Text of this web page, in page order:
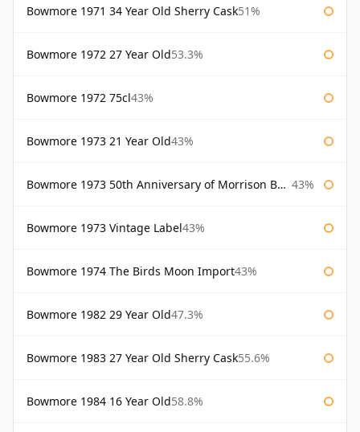
Bowmore 1971 34 Year Old Sherry Cask51%
Bowmore 1972 27 Year Old53.3%
Bowmore 1972 75cl43%
Bowmore 1973 21 Year Old43%
Bowmore 1973 50th Anniversary of Morrison Bowmore 43%
Bowmore 1973 Vintage Label43%
Bowmore 1974 The Birds Moon Import43%
Bowmore 1982 29 Year Old47.3%
Bowmore 1983 27 Year Old Sherry Cask55.6%
Bowmore 1984 16 Year Old58.8%